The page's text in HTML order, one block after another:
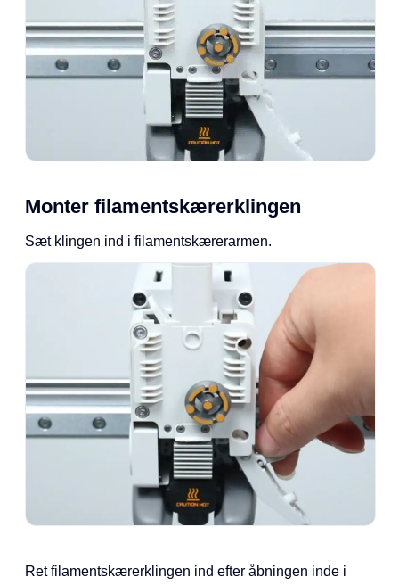
Monter filamentskærerklingen
Sæt klingen ind i filamentskærerarmen.
Ret filamentskærerklingen ind efter åbningen inde i